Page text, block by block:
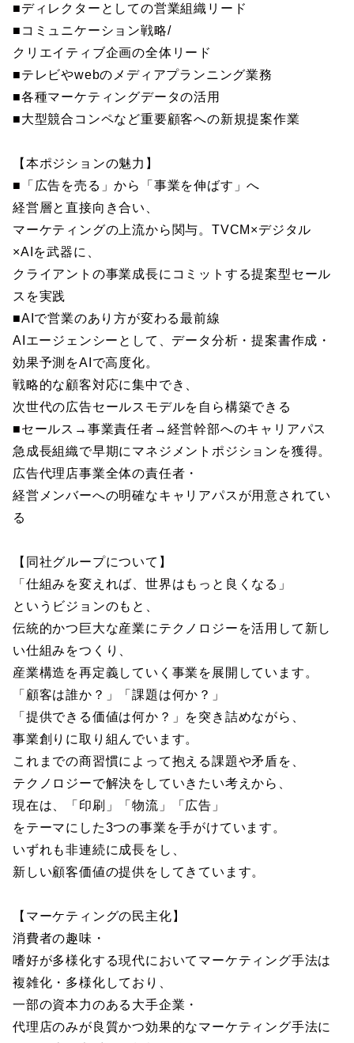
■ディレクターとしての営業組織リード
■コミュニケーション戦略/
クリエイティブ企画の全体リード
■テレビやwebのメディアプランニング業務
■各種マーケティングデータの活用
■大型競合コンペなど重要顧客への新規提案作業
【本ポジションの魅力】
■「広告を売る」から「事業を伸ばす」へ
経営層と直接向き合い、
マーケティングの上流から関与。TVCM×デジタル
×AIを武器に、
クライアントの事業成長にコミットする提案型セール
スを実践
■AIで営業のあり方が変わる最前線
AIエージェンシーとして、データ分析・提案書作成・
効果予測をAIで高度化。
戦略的な顧客対応に集中でき、
次世代の広告セールスモデルを自ら構築できる
■セールス→事業責任者→経営幹部へのキャリアパス
急成長組織で早期にマネジメントポジションを獲得。
広告代理店事業全体の責任者・
経営メンバーへの明確なキャリアパスが用意されてい
る
【同社グループについて】
「仕組みを変えれば、世界はもっと良くなる」
というビジョンのもと、
伝統的かつ巨大な産業にテクノロジーを活用して新し
い仕組みをつくり、
産業構造を再定義していく事業を展開しています。
「顧客は誰か？」「課題は何か？」
「提供できる価値は何か？」を突き詰めながら、
事業創りに取り組んでいます。
これまでの商習慣によって抱える課題や矛盾を、
テクノロジーで解決をしていきたい考えから、
現在は、「印刷」「物流」「広告」
をテーマにした3つの事業を手がけています。
いずれも非連続に成長をし、
新しい顧客価値の提供をしてきています。
【マーケティングの民主化】
消費者の趣味・
嗜好が多様化する現代においてマーケティング手法は
複雑化・多様化しており、
一部の資本力のある大手企業・
代理店のみが良質かつ効果的なマーケティング手法に